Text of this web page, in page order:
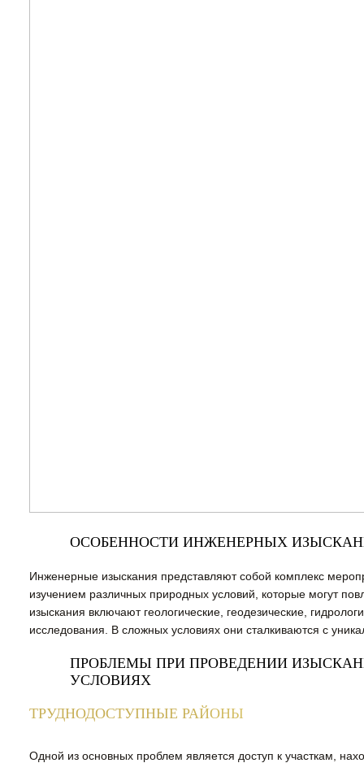
ОСОБЕННОСТИ ИНЖЕНЕРНЫХ
Инженерные изыскания представляют собой комплекс
изучением различных природных условий, которые могут
изыскания включают геологические, геодезические,
исследования. В сложных условиях они сталкиваются с
ПРОБЛЕМЫ ПРИ ПРОВЕДЕНИИ
УСЛОВИЯХ
ТРУДНОДОСТУПНЫЕ РАЙОНЫ
Одной из основных проблем является доступ к участкам,